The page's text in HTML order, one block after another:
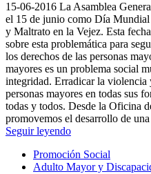
15-06-2016 La Asamblea
el 15 de junio como Día
y Maltrato en la Vejez. Esta
sobre esta problemática para
los derechos de las personas
mayores es un problema social
integridad. Erradicar la
personas mayores en todas sus
todas y todos. Desde la Oficina
promovemos el desarrollo de
Seguir leyendo
Promoción Social
Adulto Mayor y